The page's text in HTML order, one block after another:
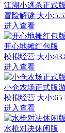
江湖小逃杀正式版
冒险解谜 大小
进入查看
开心地摊红包版
模拟经营 大小
进入查看
小仓农场正式版
模拟经营 大小:65
进入查看
水枪对决休闲版